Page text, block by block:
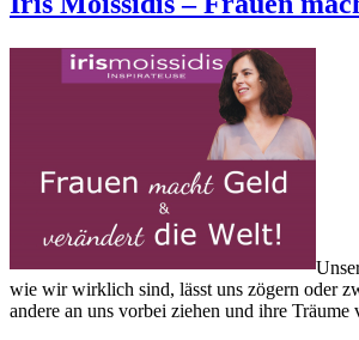
wie wir wirklich sind, lässt uns zögern oder
andere an uns vorbei ziehen und ihre